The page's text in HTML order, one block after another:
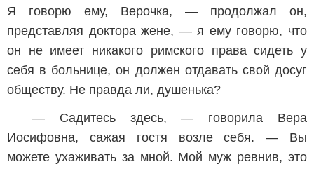
Я говорю ему, Верочка, — продолжал он,
представляя доктора жене, — я ему говорю, что
он не имеет никакого римского права сидеть у
себя в больнице, он должен отдавать свой досуг
обществу. Не правда ли, душенька?
— Садитесь здесь, — говорила Вера
Иосифовна, сажая гостя возле себя. — Вы
можете ухаживать за мной. Мой муж ревнив, это